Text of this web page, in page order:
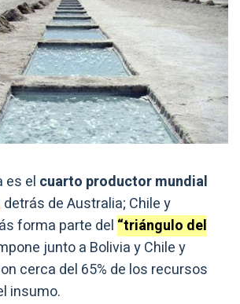
es el cuarto productor mundial
detrás de Australia; Chile y
forma parte del “triángulo del
junto a Bolivia y Chile y
cerca del 65% de los recursos
insumo.